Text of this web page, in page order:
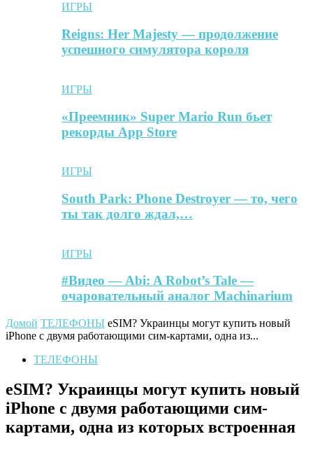
ИГРЫ
Reigns: Her Majesty — продолжение
успешного симулятора короля
ИГРЫ
«Преемник» Super Mario Run бьет
рекорды App Store
ИГРЫ
South Park: Phone Destroyer — то, чего
ты так долго ждал,…
ИГРЫ
#Видео — Abi: A Robot’s Tale —
очаровательный аналог Machinarium
Домой ТЕЛЕФОНЫ eSIM? Украинцы могут купить новый
iPhone с двумя работающими сим-картами, одна из...
ТЕЛЕФОНЫ
eSIM? Украинцы могут купить новый
iPhone с двумя работающими сим-
картами, одна из которых встроенная